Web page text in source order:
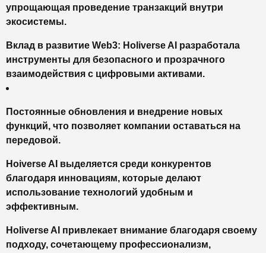
упрощающая проведение транзакций внутри
экосистемы.
Вклад в развитие Web3: Holiverse AI разработала
инструменты для безопасного и прозрачного
взаимодействия с цифровыми активами.
Постоянные обновления и внедрение новых
функций, что позволяет компании оставаться на
передовой.
Hoiverse AI выделяется среди конкурентов
благодаря инновациям, которые делают
использование технологий удобным и
эффективным.
Holiverse AI привлекает внимание благодаря своему
подходу, сочетающему профессионализм,